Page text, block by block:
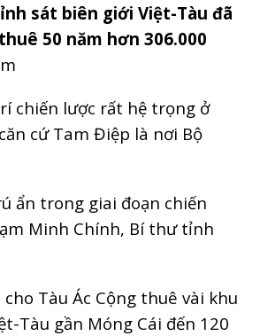
sát biên giới Việt-Tàu đã
50 năm hơn 306.000
chiến lược rất hệ trọng ở
cứ Tam Điệp là nơi Bộ
ẩn trong giai đoạn chiến
Minh Chính, Bí thư tỉnh
Tàu Ác Cộng thuê vài khu
Tàu gần Móng Cái đến 120